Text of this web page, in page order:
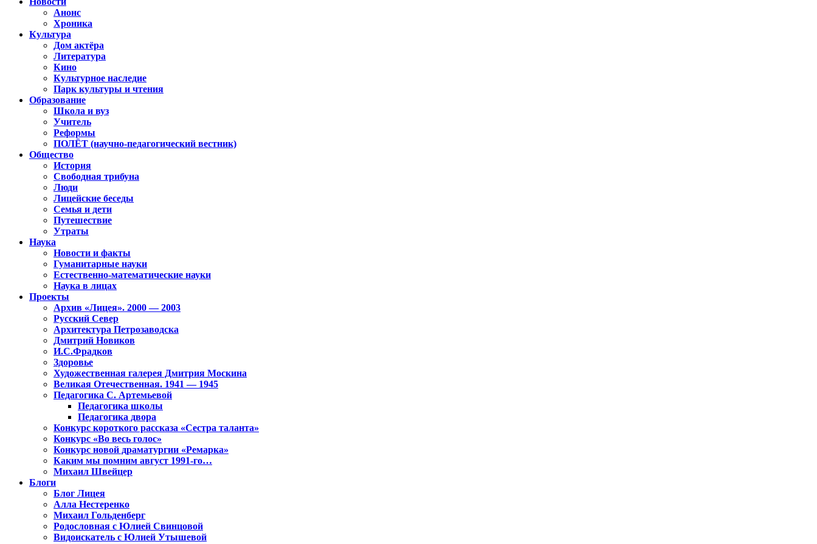
Анонс
Хроника
Культура
Дом актёра
Литература
Кино
Культурное наследие
Парк культуры и чтения
Образование
Школа и вуз
Учитель
Реформы
ПОЛЁТ (научно-педагогический вестник)
Общество
История
Свободная трибуна
Люди
Лицейские беседы
Семья и дети
Путешествие
Утраты
Наука
Новости и факты
Гуманитарные науки
Естественно-математические науки
Наука в лицах
Проекты
Архив «Лицея». 2000 — 2003
Русский Север
Архитектура Петрозаводска
Дмитрий Новиков
И.С.Фрадков
Здоровье
Художественная галерея Дмитрия Москина
Великая Отечественная. 1941 — 1945
Педагогика С. Артемьевой
Педагогика школы
Педагогика двора
Конкурс короткого рассказа «Сестра таланта»
Конкурс «Во весь голос»
Конкурс новой драматургии «Ремарка»
Каким мы помним август 1991-го…
Михаил Швейцер
Блоги
Блог Лицея
Алла Нестеренко
Михаил Гольденберг
Родословная с Юлией Свинцовой
Видоискатель с Юлией Утышевой